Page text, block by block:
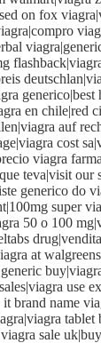
on fox
generico|best
en chile|red
auf
cost
viagra
teva|visit our
generico do
super
50 o 100
at
use
brand name
tablet
sale